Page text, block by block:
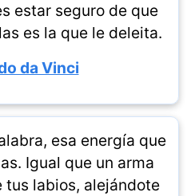
estar seguro de que
es la que le deleita.
da Vinci
esa energía que
Igual que un arma
tus labios, alejándote